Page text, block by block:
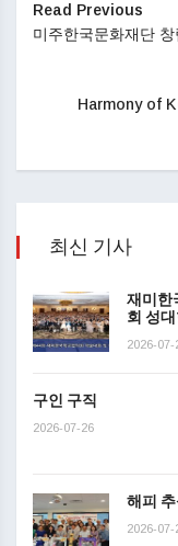
Read Previous
미주한국문화재단
Harmony of
최신 기사
재미한
회 성
2026-07-
구인 구직
2026-07-26
해피
2026-07-